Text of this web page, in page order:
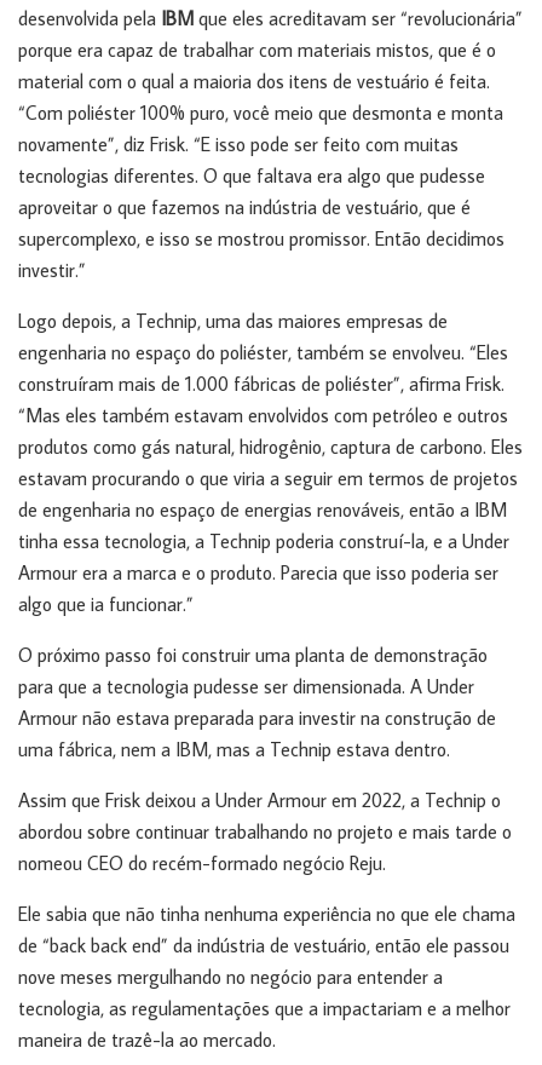
desenvolvida pela IBM que eles acreditavam ser “revolucionária”
porque era capaz de trabalhar com materiais mistos, que é o
material com o qual a maioria dos itens de vestuário é feita.
“Com poliéster 100% puro, você meio que desmonta e monta
novamente”, diz Frisk. “E isso pode ser feito com muitas
tecnologias diferentes. O que faltava era algo que pudesse
aproveitar o que fazemos na indústria de vestuário, que é
supercomplexo, e isso se mostrou promissor. Então decidimos
investir.”
Logo depois, a Technip, uma das maiores empresas de
engenharia no espaço do poliéster, também se envolveu. “Eles
construíram mais de 1.000 fábricas de poliéster”, afirma Frisk.
“Mas eles também estavam envolvidos com petróleo e outros
produtos como gás natural, hidrogênio, captura de carbono. Eles
estavam procurando o que viria a seguir em termos de projetos
de engenharia no espaço de energias renováveis, então a IBM
tinha essa tecnologia, a Technip poderia construí-la, e a Under
Armour era a marca e o produto. Parecia que isso poderia ser
algo que ia funcionar.”
O próximo passo foi construir uma planta de demonstração
para que a tecnologia pudesse ser dimensionada. A Under
Armour não estava preparada para investir na construção de
uma fábrica, nem a IBM, mas a Technip estava dentro.
Assim que Frisk deixou a Under Armour em 2022, a Technip o
abordou sobre continuar trabalhando no projeto e mais tarde o
nomeou CEO do recém-formado negócio Reju.
Ele sabia que não tinha nenhuma experiência no que ele chama
de “back back end” da indústria de vestuário, então ele passou
nove meses mergulhando no negócio para entender a
tecnologia, as regulamentações que a impactariam e a melhor
maneira de trazê-la ao mercado.